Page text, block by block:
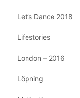
Let’s Dance 2018
Lifestories
London – 2016
Löpning